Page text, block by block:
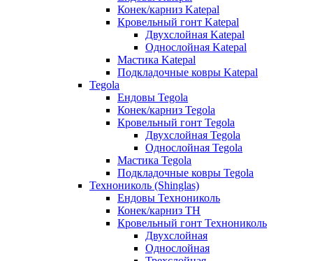
Конек/карниз Katepal
Кровельный гонт Katepal
Двухслойная Katepal
Однослойная Katepal
Мастика Katepal
Подкладочные ковры Katepal
Tegola
Ендовы Tegola
Конек/карниз Tegola
Кровельный гонт Tegola
Двухслойная Tegola
Однослойная Tegola
Мастика Tegola
Подкладочные ковры Tegola
Технониколь (Shinglas)
Ендовы Технониколь
Конек/карниз ТН
Кровельный гонт Технониколь
Двухслойная
Однослойная